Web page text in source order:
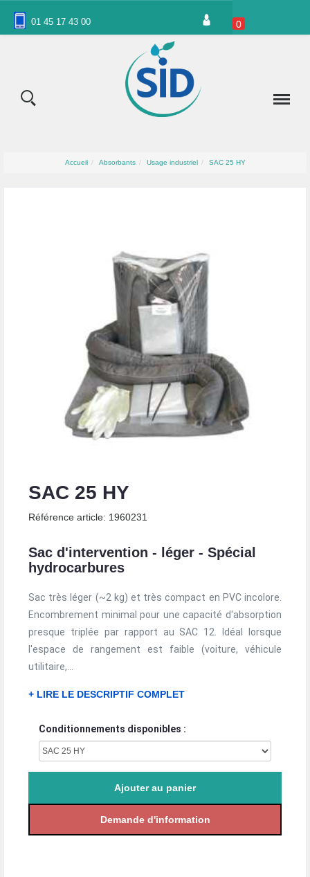
01 45 17 43 00 0
Accueil Absorbants Usage industriel SAC 25 HY
SAC 25 HY
Référence article: 1960231
Sac d'intervention - léger - Spécial
hydrocarbures
Sac très léger (~2 kg) et très compact en PVC incolore.
Encombrement minimal pour une capacité d'absorption
presque triplée par rapport au SAC 12. Idéal lorsque
l'espace de rangement est faible (voiture, véhicule
utilitaire,...
+ LIRE LE DESCRIPTIF COMPLET
Conditionnements disponibles :